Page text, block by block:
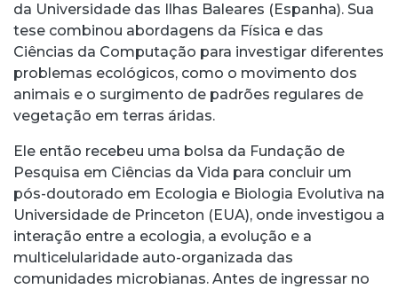
da Universidade das Ilhas Baleares (Espanha). Sua
tese combinou abordagens da Física e das
Ciências da Computação para investigar diferentes
problemas ecológicos, como o movimento dos
animais e o surgimento de padrões regulares de
vegetação em terras áridas.
Ele então recebeu uma bolsa da Fundação de
Pesquisa em Ciências da Vida para concluir um
pós-doutorado em Ecologia e Biologia Evolutiva na
Universidade de Princeton (EUA), onde investigou a
interação entre a ecologia, a evolução e a
multicelularidade auto-organizada das
comunidades microbianas. Antes de ingressar no